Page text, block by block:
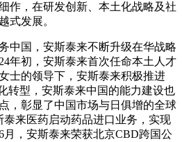
作，在研发创新、本土化战略及社
式发展。
中国，安斯泰来不断升级在华战略
年初，安斯泰来首次任命本土人才
士的领导下，安斯泰来积极推进
转型，安斯泰来中国的能力建设也
，彰显了中国市场与日俱增的全球
来医药启动药品进口业务，实现
，安斯泰来荣获北京CBD跨国公